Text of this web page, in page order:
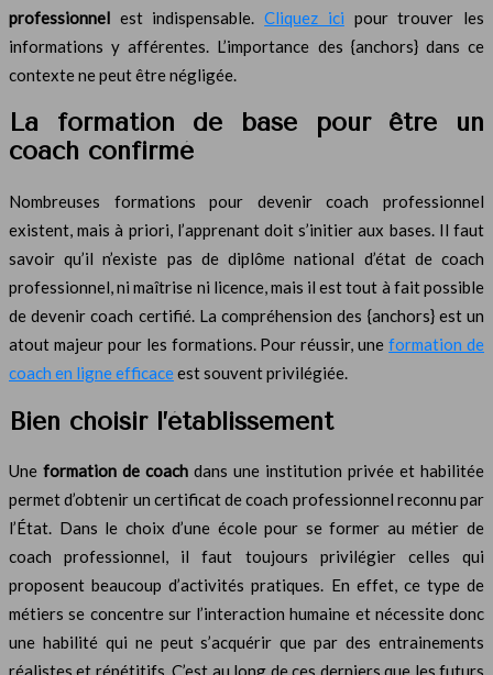
professionnel est indispensable.Cliquez ici pour trouver les
informations y afférentes. L’importance des {anchors} dans ce
contexte ne peut être négligée.
La formation de base pour être un
coach confirmé
Nombreuses formations pour devenir coach professionnel
existent, mais à priori, l’apprenant doit s’initier aux bases. Il faut
savoir qu’il n’existe pas de diplôme national d’état de coach
professionnel, ni maîtrise ni licence, mais il est tout à fait possible
de devenir coach certifié. La compréhension des {anchors} est un
atout majeur pour les formations. Pour réussir, uneformation de
coach en ligne efficaceest souvent privilégiée.
Bien choisir l’établissement
Une formation de coach dans une institution privée et habilitée
permet d’obtenir un certificat de coach professionnel reconnu par
l’État. Dans le choix d’une école pour se former au métier de
coach professionnel, il faut toujours privilégier celles qui
proposent beaucoup d’activités pratiques. En effet, ce type de
métiers se concentre sur l’interaction humaine et nécessite donc
une habilité qui ne peut s’acquérir que par des entrainements
réalistes et répétitifs. C’est au long de ces derniers que les futurs